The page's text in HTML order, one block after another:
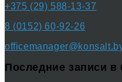
+375 (29) 588-13-37
8 (0152) 60-92-26
Последние записи в